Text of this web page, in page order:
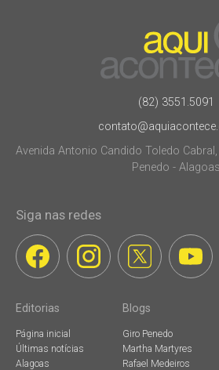
(82) 3551.5091
Avenida Antonio Candido Toledo
Penedo - Alagoas
Siga nas redes
Editorias
Página inicial
Últimas notícias
Alagoas
Blogs
Giro Penedo
Martha Martyres
Rafael Medeiros